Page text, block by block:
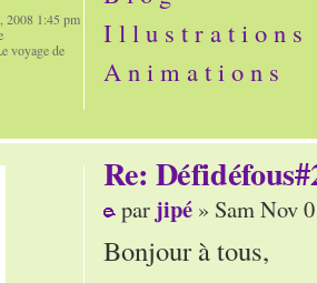
I l l u s t r a t i o n s
A n i m a t i o n s
2008 1:45 pm
voyage de
Re:
par jipé » Sam Nov
Bonjour à tous,